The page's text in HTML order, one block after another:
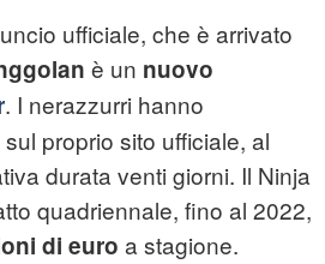
ufficiale, che è arrivato
è un nuovo
. I nerazzurri hanno
proprio sito ufficiale, al
durata venti giorni. Il Ninja
quadriennale, fino al 2022,
di euro a stagione.